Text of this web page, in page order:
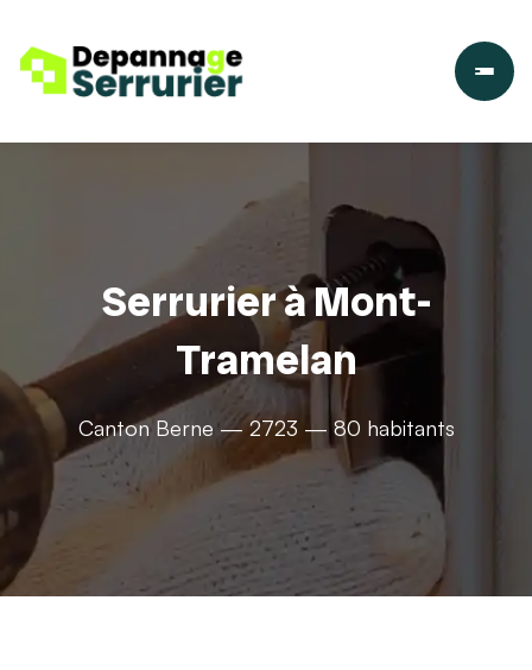
Serrurier à Mont-
Tramelan
Canton Berne — 2723 — 80 habitants